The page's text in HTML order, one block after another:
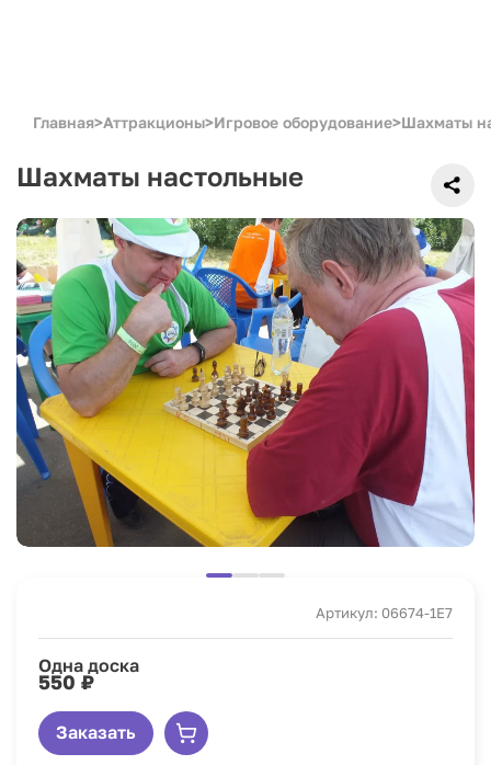
Главная>Аттракционы>Игровое оборудование>Шахматы
Шахматы настольные
Артикул: 06674-1E7
Одна доска
550 ₽
Заказать